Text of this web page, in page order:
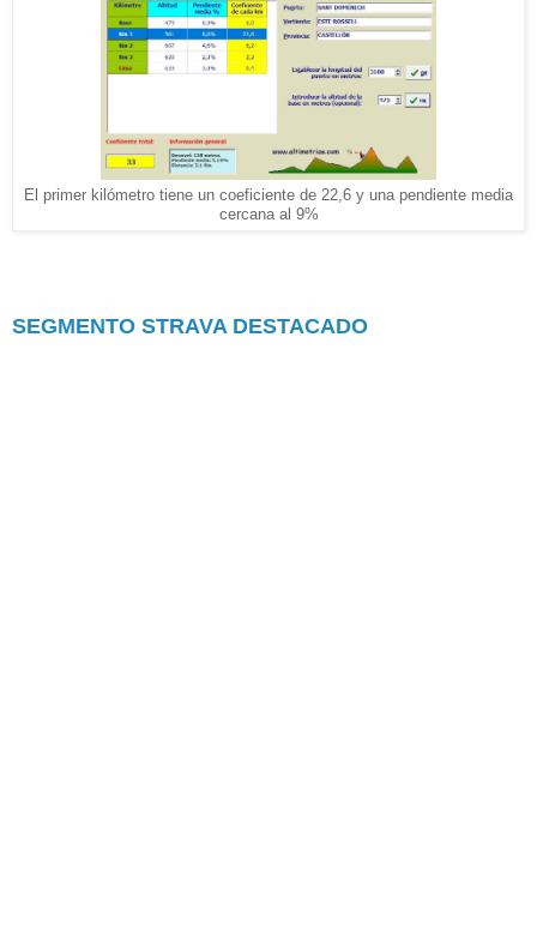
El primer kilómetro tiene un coeficiente de 22,6 y una pendiente media
cercana al 9%
SEGMENTO STRAVA DESTACADO